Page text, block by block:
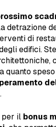
detrazione
di
edifici.
quanto
.
per il bonus